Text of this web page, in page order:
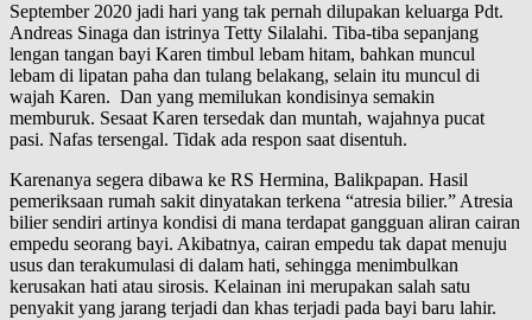
September 2020 jadi hari yang tak pernah dilupakan keluarga Pdt.
Andreas Sinaga dan istrinya Tetty Silalahi. Tiba-tiba sepanjang
lengan tangan bayi Karen timbul lebam hitam, bahkan muncul
lebam di lipatan paha dan tulang belakang, selain itu muncul di
wajah Karen. Dan yang memilukan kondisinya semakin
memburuk. Sesaat Karen tersedak dan muntah, wajahnya pucat
pasi. Nafas tersengal. Tidak ada respon saat disentuh.
Karenanya segera dibawa ke RS Hermina, Balikpapan. Hasil
pemeriksaan rumah sakit dinyatakan terkena “atresia bilier.” Atresia
bilier sendiri artinya kondisi di mana terdapat gangguan aliran cairan
empedu seorang bayi. Akibatnya, cairan empedu tak dapat menuju
usus dan terakumulasi di dalam hati, sehingga menimbulkan
kerusakan hati atau sirosis. Kelainan ini merupakan salah satu
penyakit yang jarang terjadi dan khas terjadi pada bayi baru lahir.